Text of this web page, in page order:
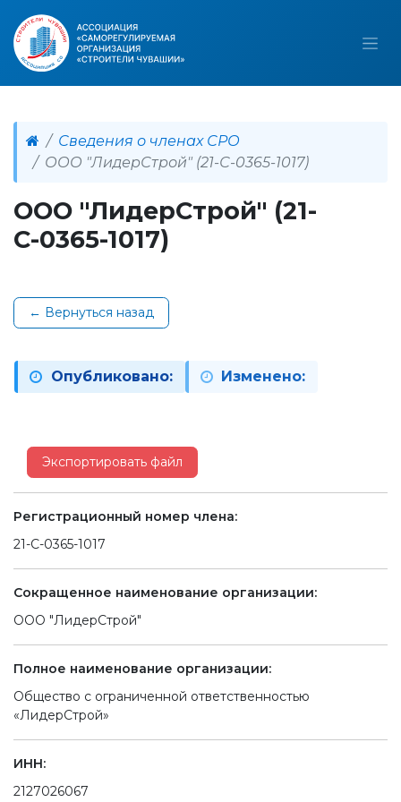
Сведения о членах СРО
ООО "ЛидерСтрой" (21-С-0365-1017)
ООО "ЛидерСтрой" (21-
С-0365-1017)
← Вернуться назад
Опубликовано: Изменено:
Экспортировать файл
Регистрационный номер члена:
21-С-0365-1017
Сокращенное наименование организации:
ООО "ЛидерСтрой"
Полное наименование организации:
Общество с ограниченной ответственностью
«ЛидерСтрой»
ИНН:
2127026067